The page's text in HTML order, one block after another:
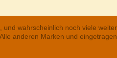
wahrscheinlich noch viele
anderen Marken und